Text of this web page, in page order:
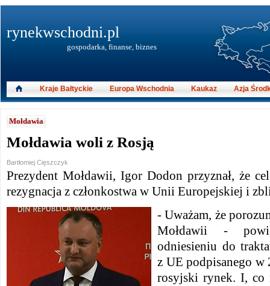
Mołdawia
Mołdawia woli z Rosją
Bartłomiej Cięszczyk
Prezydent Mołdawii, Igor Dodon przyznał, że
rezygnacja z członkostwa w Unii Europejskiej i
- Uważam, że
Mołdawii -
odniesieniu do
z UE podpisanego
rosyjski rynek. I, co
rynekwschodni.pl
gospodarka, finanse, biznes
Kraje Bałtyckie Europa Wschodnia Kaukaz Azja